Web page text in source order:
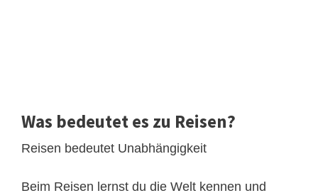
Was bedeutet es zu Reisen?
Reisen bedeutet Unabhängigkeit
Beim Reisen lernst du die Welt kennen und